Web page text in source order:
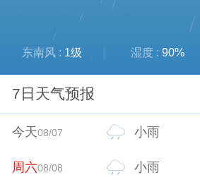
东南风 : 1级 湿度 : 90%
7日天气预报
今天08/07 小雨
周六08/08 小雨